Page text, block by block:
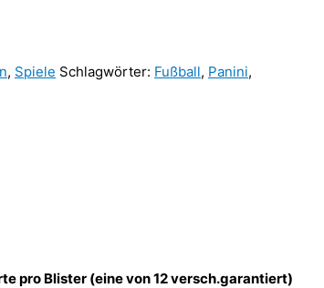
, Spiele Schlagwörter: Fußball, Panini,
pro Blister (eine von 12 versch.garantiert)